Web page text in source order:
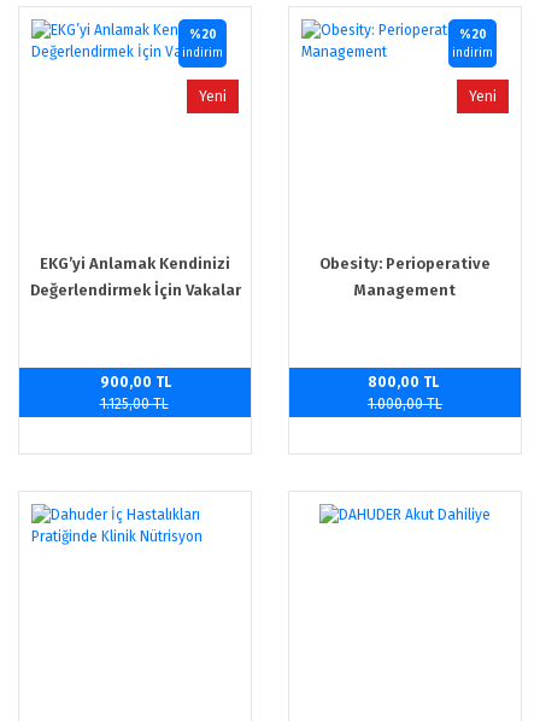
Yeni
EKG’yi Anlamak Kendinizi
Değerlendirmek İçin Vakalar
%20
indirim
900,00 TL
1.125,00 TL
Yeni
Obesity: Perioperative
Management
%20
indirim
800,00 TL
1.000,00 TL